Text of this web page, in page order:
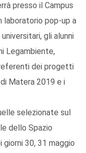
presso il Campus
laboratorio pop-up a
gli alunni
Legambiente,
dei progetti
Matera 2019 e i
selezionate sul
dello Spazio
giorni 30, 31 maggio